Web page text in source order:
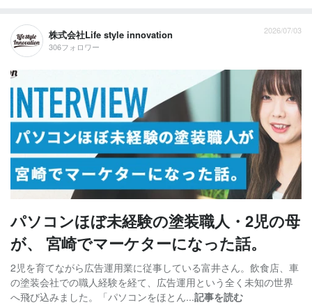
株式会社Life style innovation
306フォロワー
2026/07/03
パソコンほぼ未経験の塗装職人・2児の母
が、 宮崎でマーケターになった話。
2児を育てながら広告運用業に従事している富井さん。飲食店、車
の塗装会社での職人経験を経て、広告運用という全く未知の世界
へ飛び込みました。「パソコンをほとん...記事を読む